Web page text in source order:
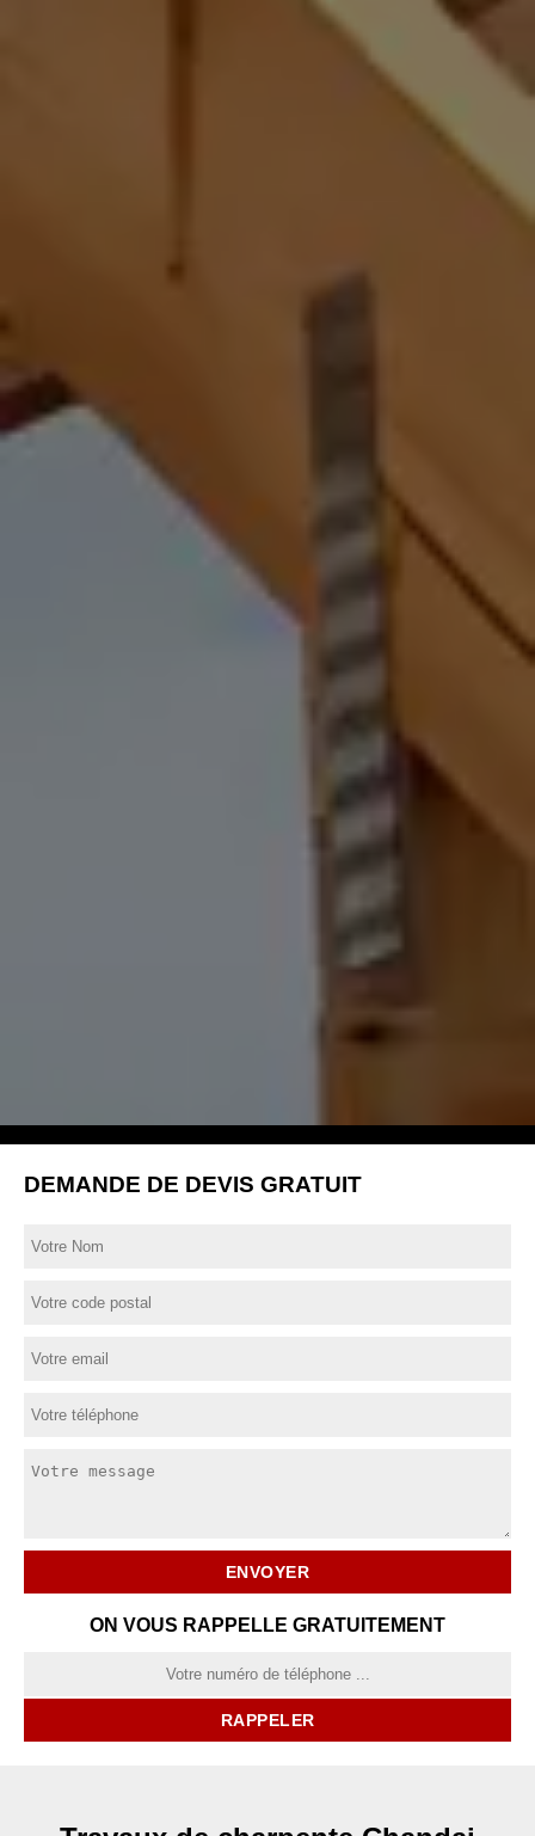
DEMANDE DE DEVIS GRATUIT
ON VOUS RAPPELLE GRATUITEMENT